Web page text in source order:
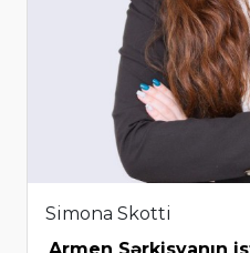
Simona Skotti